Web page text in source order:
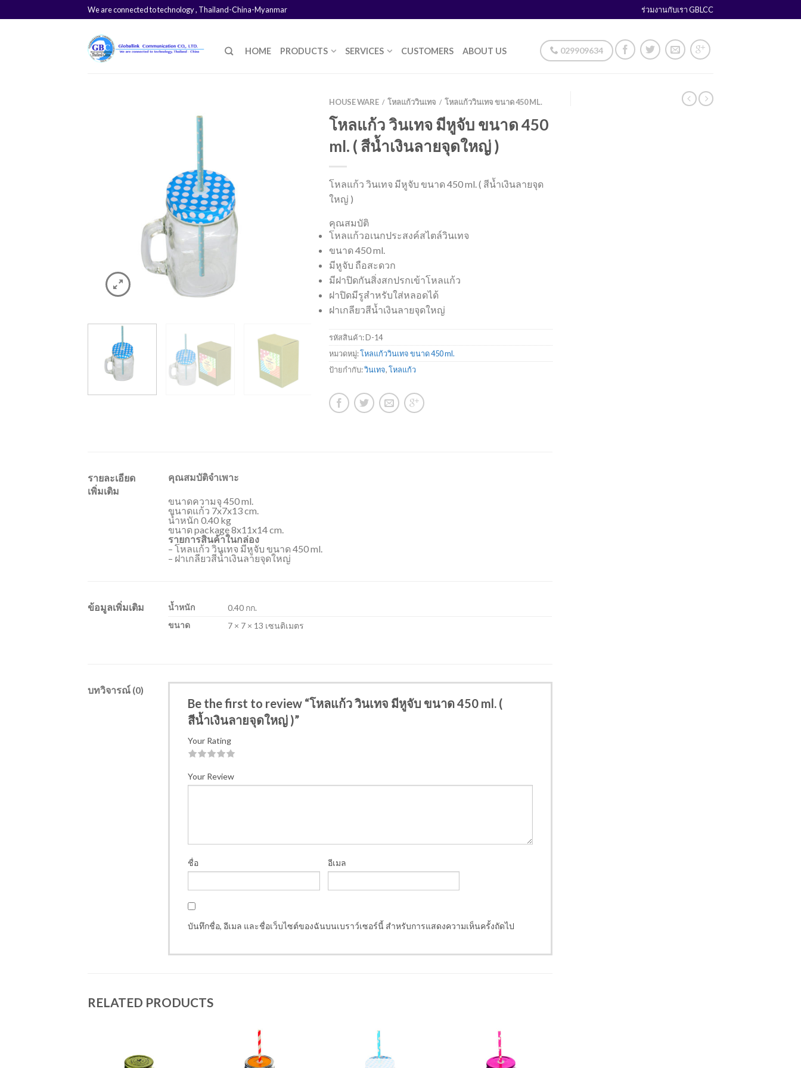
We are connected to technology , Thailand-China-Myanmar ร่วมงานกับเรา GBLCC
HOME PRODUCTS SERVICES CUSTOMERS ABOUT US 029909634
HOUSE WARE / โหลแก้ววินเทจ / โหลแก้ววินเทจ ขนาด 450 ML.
โหลแก้ว วินเทจ มีหูจับ ขนาด 450
ml. ( สีน้ำเงินลายจุดใหญ่ )
โหลแก้ว วินเทจ มีหูจับ ขนาด 450 ml. ( สีน้ำเงินลายจุด
ใหญ่ )
คุณสมบัติ
โหลแก้วอเนกประสงค์สไตล์วินเทจ
ขนาด 450 ml.
มีหูจับ ถือสะดวก
มีฝาปิดกันสิ่งสกปรกเข้าโหลแก้ว
ฝาปิดมีรูสำหรับใส่หลอดได้
ฝาเกลียวสีน้ำเงินลายจุดใหญ่
รหัสสินค้า:D-14
หมวดหมู่:โหลแก้ววินเทจ ขนาด 450 ml.
ป้ายกำกับ:วินเทจ,โหลแก้ว
รายละเอียด
เพิ่มเติม
คุณสมบัติจำเพาะ
ขนาดความจุ 450 ml.
ขนาดแก้ว 7x7x13 cm.
น้ำหนัก 0.40 kg
ขนาด package 8x11x14 cm.
รายการสินค้าในกล่อง
– โหลแก้ว วินเทจ มีหูจับ ขนาด 450 ml.
– ฝาเกลียวสีน้ำเงินลายจุดใหญ่
ข้อมูลเพิ่มเติม น้ำหนัก
0.40 กก.
ขนาด
7 × 7 × 13 เซนติเมตร
บทวิจารณ์ (0)
Be the first to review “โหลแก้ว วินเทจ มีหูจับ ขนาด 450 ml. (
สีน้ำเงินลายจุดใหญ่ )”
Your Rating
Your Review
ชื่อ อีเมล
บันทึกชื่อ, อีเมล และชื่อเว็บไซต์ของฉันบนเบราว์เซอร์นี้ สำหรับการแสดงความเห็นครั้งถัดไป
RELATED PRODUCTS